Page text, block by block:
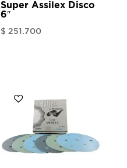
Super Assilex Disco
6″
$ 251.700